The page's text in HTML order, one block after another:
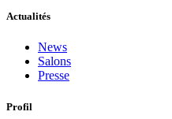
Actualités
News
Salons
Presse
Profil